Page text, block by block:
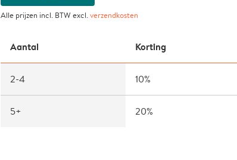
Alle prijzen incl. BTW excl.verzendkosten
Aantal Korting
2-4 10%
5+ 20%